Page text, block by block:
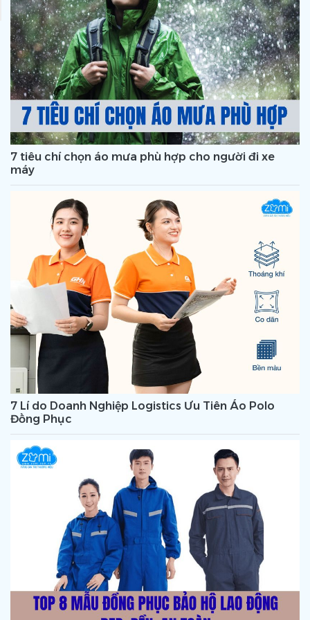
7 tiêu chí chọn áo mưa phù hợp cho người đi xe
máy
7 Lí do Doanh Nghiệp Logistics Ưu Tiên Áo Polo
Đồng Phục